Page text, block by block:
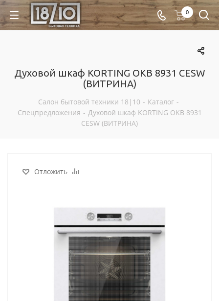
0
Духовой шкаф KORTING OKB 8931 CESW
(ВИТРИНА)
Салон бытовой техники 18|10 - Каталог -
Спецпредложения - Духовой шкаф KORTING OKB 8931
CESW (ВИТРИНА)
Отложить